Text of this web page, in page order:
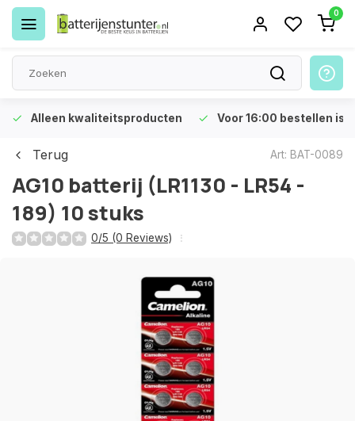
0
Alleen kwaliteitsproducten Voor 16:00 bestellen is
Terug Art: BAT-0089
AG10 batterij (LR1130 - LR54 -
189) 10 stuks
0/5 (0 Reviews)